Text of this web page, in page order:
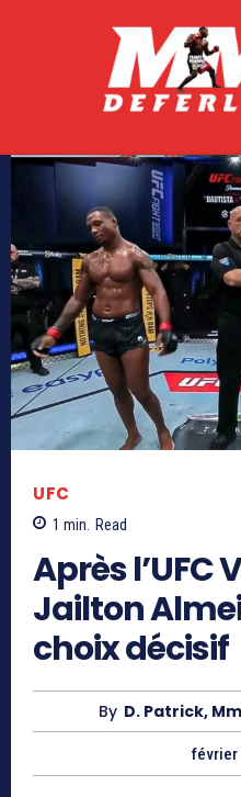
UFC
1 min. Read
Après l’UFC
Jailton
choix décisif
By D. Patrick,
février